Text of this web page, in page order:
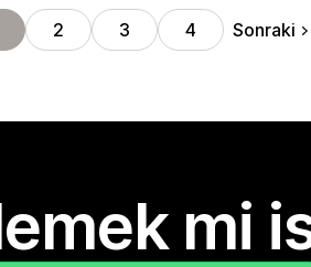
2 3 4 Sonraki
mi